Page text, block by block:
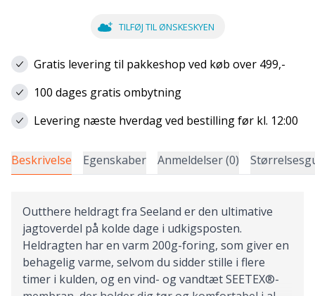
TILFØJ TIL ØNSKESKYEN
Gratis levering til pakkeshop ved køb over 499,-
100 dages gratis ombytning
Levering næste hverdag ved bestilling før kl. 12:00
Beskrivelse Egenskaber Anmeldelser (0)
Outthere heldragt fra Seeland er den ultimative
jagtoverdel på kolde dage i udkigsposten.
Heldragten har en varm 200g-foring, som giver en
behagelig varme, selvom du sidder stille i flere
timer i kulden, og en vind- og vandtæt SEETEX®-